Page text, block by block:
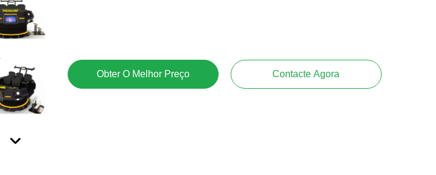
Obter O Melhor Preço Contacte Agora